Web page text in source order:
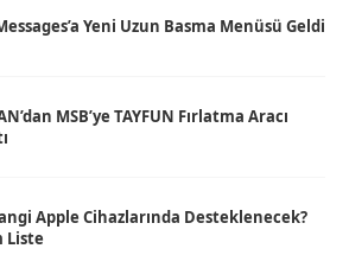
Yeni Uzun Basma Menüsü Geldi
MSB’ye TAYFUN Fırlatma Aracı
Apple Cihazlarında Desteklenecek?
Liste